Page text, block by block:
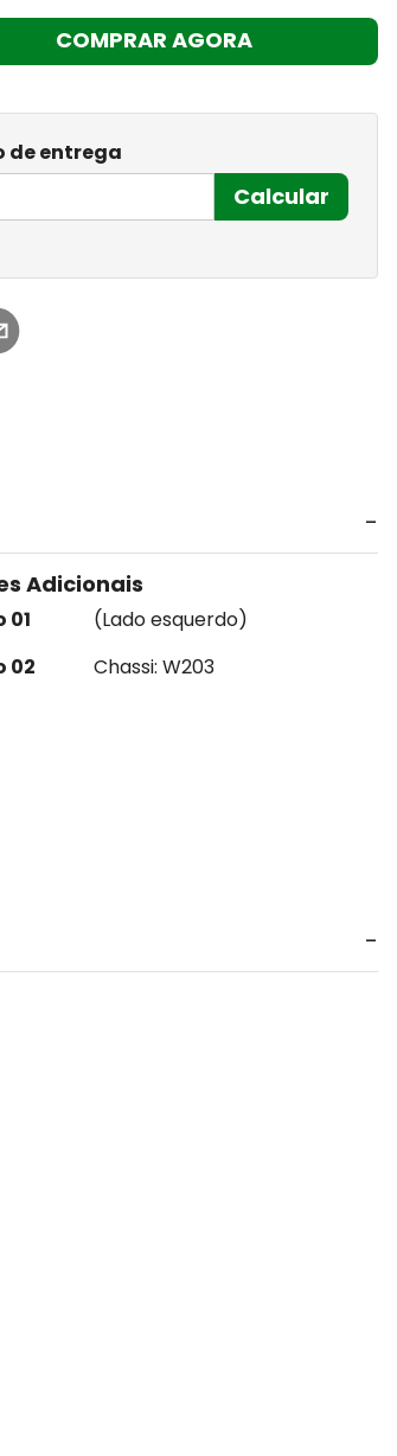
COMPRAR AGORA
de entrega
Calcular
Adicionais
(Lado esquerdo)
02
Chassi: W203